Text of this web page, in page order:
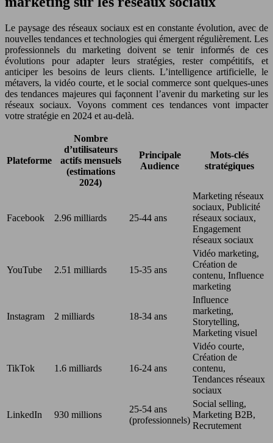
Le paysage des réseaux sociaux est en constante évolution, avec de
nouvelles tendances et technologies qui émergent régulièrement. Les
professionnels du marketing doivent se tenir informés de ces
évolutions pour adapter leurs stratégies, rester compétitifs, et
anticiper les besoins de leurs clients. L’intelligence artificielle, le
métavers, la vidéo courte, et le social commerce sont quelques-unes
des tendances majeures qui façonnent l’avenir du marketing sur les
réseaux sociaux. Voyons comment ces tendances vont impacter
votre stratégie en 2024 et au-delà.
Plateforme
Nombre
d’utilisateurs
actifs mensuels
(estimations
2024)
Principale
Audience
Mots-clés
stratégiques
Facebook 2.96 milliards 25-44 ans
Marketing réseaux
sociaux, Publicité
réseaux sociaux,
Engagement
réseaux sociaux
YouTube 2.51 milliards 15-35 ans
Vidéo marketing,
Création de
contenu, Influence
marketing
Instagram 2 milliards 18-34 ans
Influence
marketing,
Storytelling,
Marketing visuel
TikTok 1.6 milliards 16-24 ans
Vidéo courte,
Création de
contenu,
Tendances réseaux
sociaux
LinkedIn 930 millions
25-54 ans
(professionnels)
Social selling,
Marketing B2B,
Recrutement